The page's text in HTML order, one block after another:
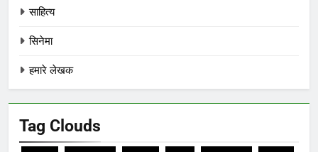
साहित्य
सिनेमा
हमारे लेखक
Tag Clouds